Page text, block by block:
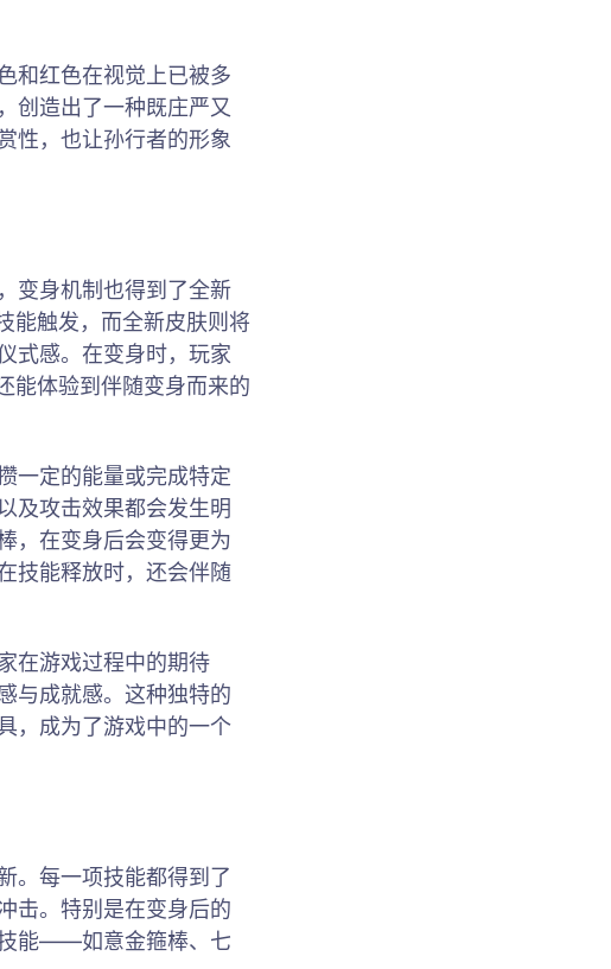
和红色在视觉上已被多
创造出了一种既庄严又
性，也让孙行者的形象
变身机制也得到了全新
能触发，而全新皮肤则将
式感。在变身时，玩家
能体验到伴随变身而来的
一定的能量或完成特定
及攻击效果都会发生明
，在变身后会变得更为
技能释放时，还会伴随
在游戏过程中的期待
与成就感。这种独特的
，成为了游戏中的一个
。每一项技能都得到了
击。特别是在变身后的
技能——如意金箍棒、七